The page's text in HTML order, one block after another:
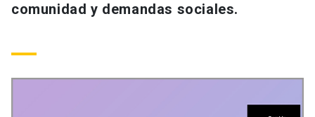
Padres y familia
Correo UC launch
Medios Biblioteca launch
comunidad y demandas sociales.